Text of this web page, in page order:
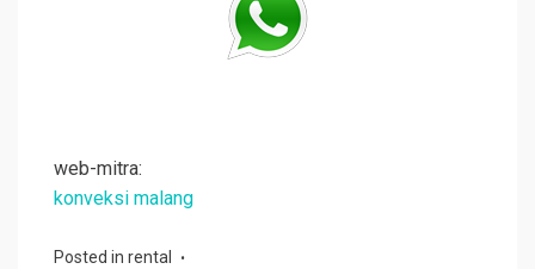
web-mitra:
konveksi malang
Posted in rental